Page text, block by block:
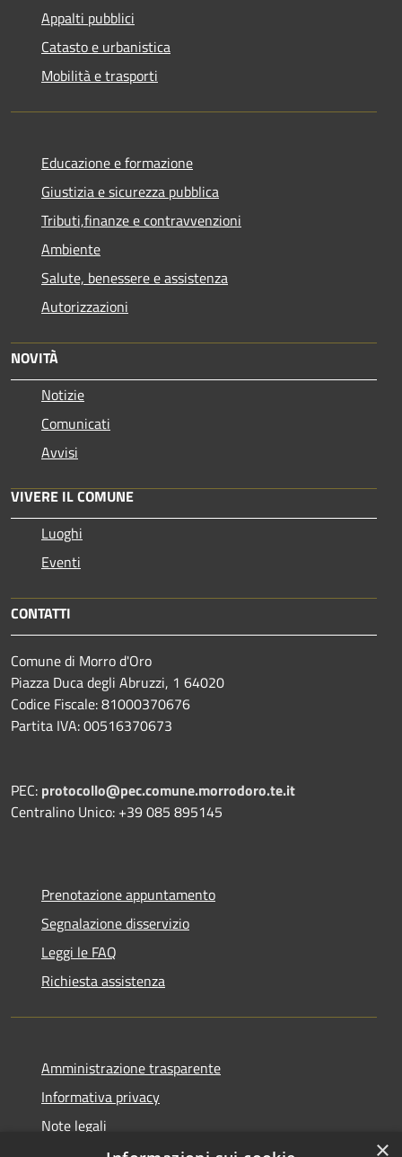
Appalti pubblici
Catasto e urbanistica
Mobilità e trasporti
Educazione e formazione
Giustizia e sicurezza pubblica
Tributi,finanze e contravvenzioni
Ambiente
Salute, benessere e assistenza
Autorizzazioni
NOVITÀ
Notizie
Comunicati
Avvisi
VIVERE IL COMUNE
Luoghi
Eventi
CONTATTI
Comune di Morro d'Oro
Piazza Duca degli Abruzzi, 1 64020
Codice Fiscale: 81000370676
Partita IVA: 00516370673
PEC: protocollo@pec.comune.morrodoro.te.it
Centralino Unico: +39 085 895145
Prenotazione appuntamento
Segnalazione disservizio
Leggi le FAQ
Richiesta assistenza
Amministrazione trasparente
Informativa privacy
Note legali
×